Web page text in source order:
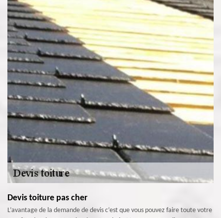
Devis toiture pas cher
L’avantage de la demande de devis c’est que vous pouvez faire toute votre